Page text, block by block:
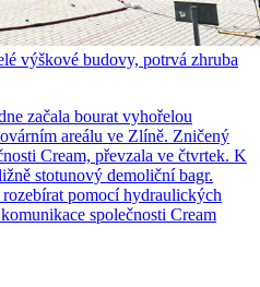
výškové budovy, potrvá zhruba
začala bourat vyhořelou
areálu ve Zlíně. Zničený
Cream, převzala ve čtvrtek. K
stotunový demoliční bagr.
pomocí hydraulických
společnosti Cream